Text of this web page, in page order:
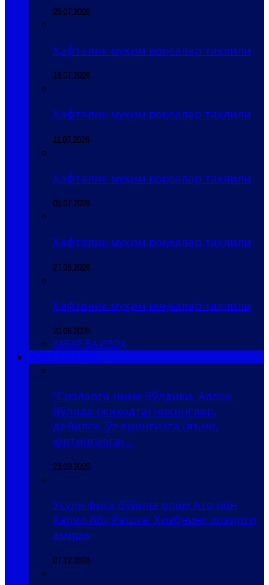
25.07.2026
Ҳафталик муҳим воқеалар таҳлили
18.07.2026
Ҳафталик муҳим воқеалар таҳлили
11.07.2026
Ҳафталик муҳим воқеалар таҳлили
05.07.2026
Ҳафталик муҳим воқеалар таҳлили
27.06.2026
Ҳафталик муҳим воқеалар таҳлили
20.06.2026
ХАБАР ВА ИЗОҲ
“Сизларга нима бўлдики, Аллоҳ
йўлида (жиҳодга) чиқинглар,
дейилса, ўз ерингизга (яъни,
юртингизга) ...
23.03.2025
Усули фиқҳ бўйича олим Ато ибн
Халил Абу Рашта: Ҳизбнинг ҳозирги
амири
07.12.2016